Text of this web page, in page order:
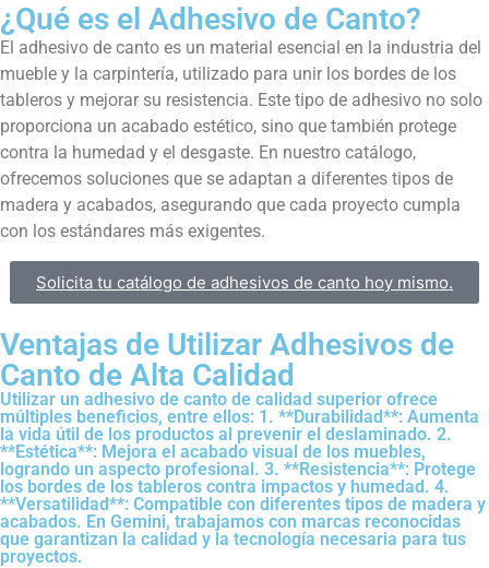
¿Qué es el Adhesivo de Canto?
El adhesivo de canto es un material esencial en la industria del
mueble y la carpintería, utilizado para unir los bordes de los
tableros y mejorar su resistencia. Este tipo de adhesivo no solo
proporciona un acabado estético, sino que también protege
contra la humedad y el desgaste. En nuestro catálogo,
ofrecemos soluciones que se adaptan a diferentes tipos de
madera y acabados, asegurando que cada proyecto cumpla
con los estándares más exigentes.
Solicita tu catálogo de adhesivos de canto hoy mismo.
Ventajas de Utilizar Adhesivos de
Canto de Alta Calidad​
Utilizar un adhesivo de canto de calidad superior ofrece
múltiples beneficios, entre ellos: 1. **Durabilidad**: Aumenta
la vida útil de los productos al prevenir el deslaminado. 2.
**Estética**: Mejora el acabado visual de los muebles,
logrando un aspecto profesional. 3. **Resistencia**: Protege
los bordes de los tableros contra impactos y humedad. 4.
**Versatilidad**: Compatible con diferentes tipos de madera y
acabados. En Gemini, trabajamos con marcas reconocidas
que garantizan la calidad y la tecnología necesaria para tus
proyectos.